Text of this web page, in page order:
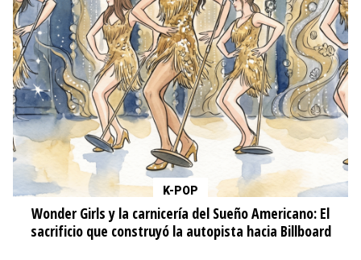
K-POP
Wonder Girls y la carnicería del Sueño Americano: El
sacrificio que construyó la autopista hacia Billboard